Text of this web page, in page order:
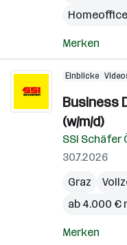
Homeoffice
Merken
Einblicke
Business
(w/m/d)
SSI Schäfer
30.7.2026
Graz
ab 4.000 €
Merken